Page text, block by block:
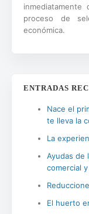
proceso de
económica.
ENTRADAS
Nace el
te lleva la
La
Ayudas de
comercial
El huerto